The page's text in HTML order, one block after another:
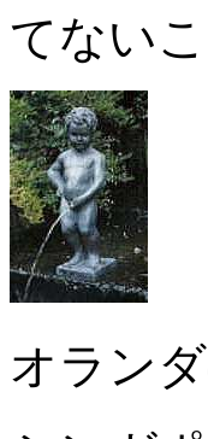
てない
オラン